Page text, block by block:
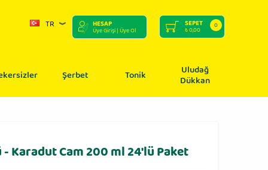
SEPET
₺0,00 0
HESAP
Üye Girişi| Üye Ol
TR
Şerbet Tonik Uludağ
Dükkan
Karadut Cam 200 ml 24′lü Paket